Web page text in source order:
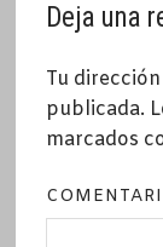
Deja una
Tu
publicada.
marcados